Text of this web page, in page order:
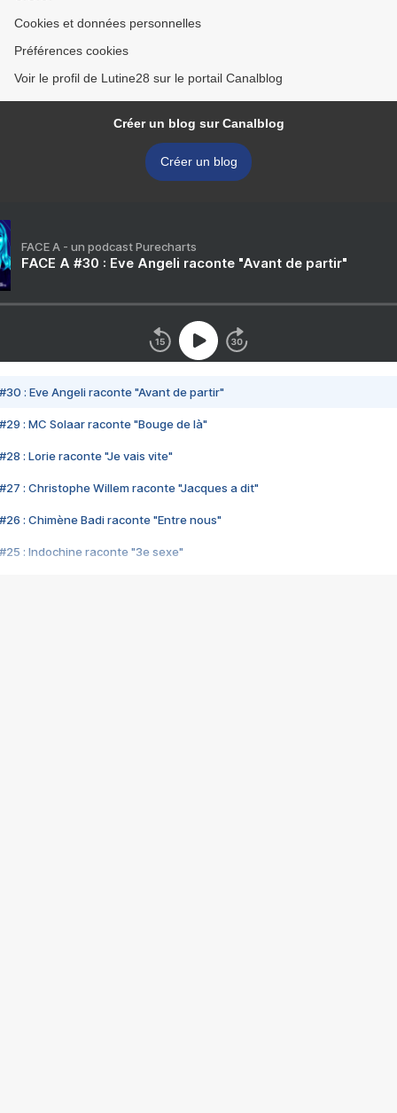
Cookies et données personnelles
Préférences cookies
Voir le profil de Lutine28 sur le portail Canalblog
Créer un blog sur Canalblog
Créer un blog
FACE A - un podcast Purecharts
FACE A #30 : Eve Angeli raconte "Avant de partir"
#30 : Eve Angeli raconte "Avant de partir"
#29 : MC Solaar raconte "Bouge de là"
#28 : Lorie raconte "Je vais vite"
#27 : Christophe Willem raconte "Jacques a dit"
#26 : Chimène Badi raconte "Entre nous"
#25 : Indochine raconte "3e sexe"